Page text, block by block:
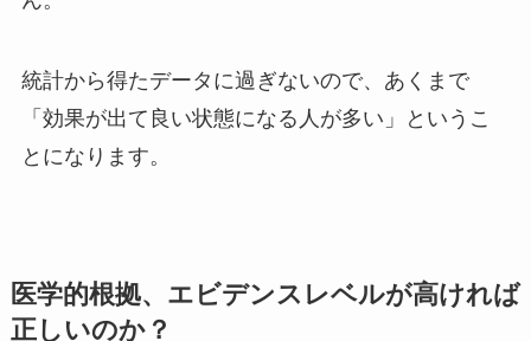
統計から得たデータに過ぎないので、あくまで
「効果が出て良い状態になる人が多い」というこ
とになります。
医学的根拠、エビデンスレベルが高ければ
正しいのか？